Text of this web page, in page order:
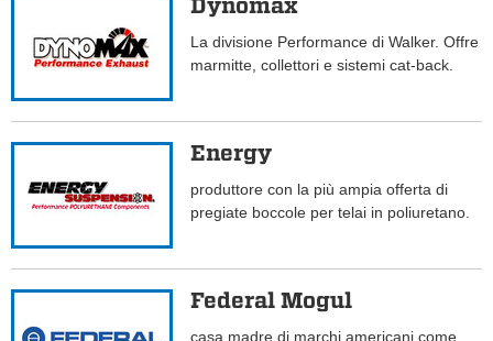
Dynomax
La divisione Performance di Walker. Offre
marmitte, collettori e sistemi cat-back.
Energy
produttore con la più ampia offerta di
pregiate boccole per telai in poliuretano.
Federal Mogul
casa madre di marchi americani come